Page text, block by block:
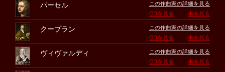
パーセル
この作曲家の詳細を見る
CDを見る
本を見る
クープラン
この作曲家の詳細を見る
CDを見る
本を見る
ヴィヴァルディ
この作曲家の詳細を見る
CDを見る
本を見る